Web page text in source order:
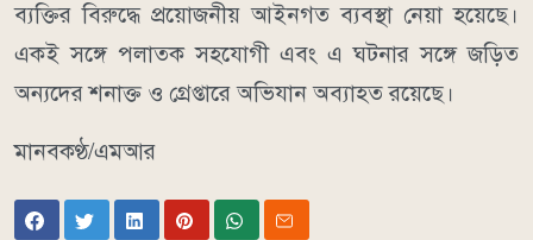
ব্যক্তির বিরুদ্ধে প্রয়োজনীয় আইনগত ব্যবস্থা নেয়া হয়েছে।
একই সঙ্গে পলাতক সহযোগী এবং এ ঘটনার সঙ্গে জড়িত
অন্যদের শনাক্ত ও গ্রেপ্তারে অভিযান অব্যাহত রয়েছে।
মানবকণ্ঠ/এমআর